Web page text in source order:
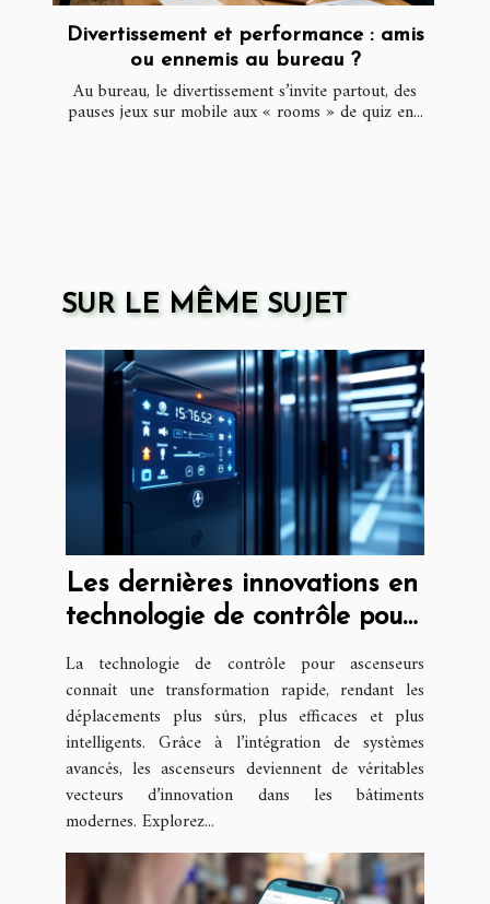
Divertissement et performance : amis
ou ennemis au bureau ?
Au bureau, le divertissement s’invite partout, des
pauses jeux sur mobile aux « rooms » de quiz en...
SUR LE MÊME SUJET
Les dernières innovations en
technologie de contrôle pour
ascenseurs
La technologie de contrôle pour ascenseurs
connaît une transformation rapide, rendant les
déplacements plus sûrs, plus efficaces et plus
intelligents. Grâce à l’intégration de systèmes
avancés, les ascenseurs deviennent de véritables
vecteurs d’innovation dans les bâtiments
modernes. Explorez...